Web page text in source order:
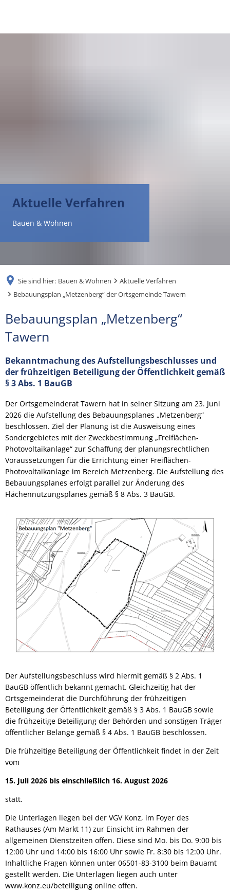
Aktuelle Verfahren
Bauen & Wohnen
Sie sind hier: Bauen & Wohnen
Aktuelle Verfahren
Bebauungsplan „Metzenberg“ der Ortsgemeinde Tawern
Bebauungsplan
„Metzenberg“
der
Ortsgemeinde
Tawern
Bebauungsplan „Metzenberg“
Tawern
Bekanntmachung des Aufstellungsbeschlusses und
der frühzeitigen Beteiligung der Öffentlichkeit gemäß
§ 3 Abs. 1 BauGB
Der Ortsgemeinderat Tawern hat in seiner Sitzung am 23. Juni
2026 die Aufstellung des Bebauungsplanes „Metzenberg“
beschlossen. Ziel der Planung ist die Ausweisung eines
Sondergebietes mit der Zweckbestimmung „Freiflächen-
Photovoltaikanlage“ zur Schaffung der planungsrechtlichen
Voraussetzungen für die Errichtung einer Freiflächen-
Photovoltaikanlage im Bereich Metzenberg. Die Aufstellung des
Bebauungsplanes erfolgt parallel zur Änderung des
Flächennutzungsplanes gemäß § 8 Abs. 3 BauGB.
Der Aufstellungsbeschluss wird hiermit gemäß § 2 Abs. 1
BauGB öffentlich bekannt gemacht. Gleichzeitig hat der
Ortsgemeinderat die Durchführung der frühzeitigen
Beteiligung der Öffentlichkeit gemäß § 3 Abs. 1 BauGB sowie
die frühzeitige Beteiligung der Behörden und sonstigen Träger
öffentlicher Belange gemäß § 4 Abs. 1 BauGB beschlossen.
Die frühzeitige Beteiligung der Öffentlichkeit findet in der Zeit
vom
15. Juli 2026 bis einschließlich 16. August 2026
statt.
Die Unterlagen liegen bei der VGV Konz, im Foyer des
Rathauses (Am Markt 11) zur Einsicht im Rahmen der
allgemeinen Dienstzeiten offen. Diese sind Mo. bis Do. 9:00 bis
12:00 Uhr und 14:00 bis 16:00 Uhr sowie Fr. 8:30 bis 12:00 Uhr.
Inhaltliche Fragen können unter 06501-83-3100 beim Bauamt
gestellt werden. Die Unterlagen liegen auch unter
www.konz.eu/beteiligung online offen.